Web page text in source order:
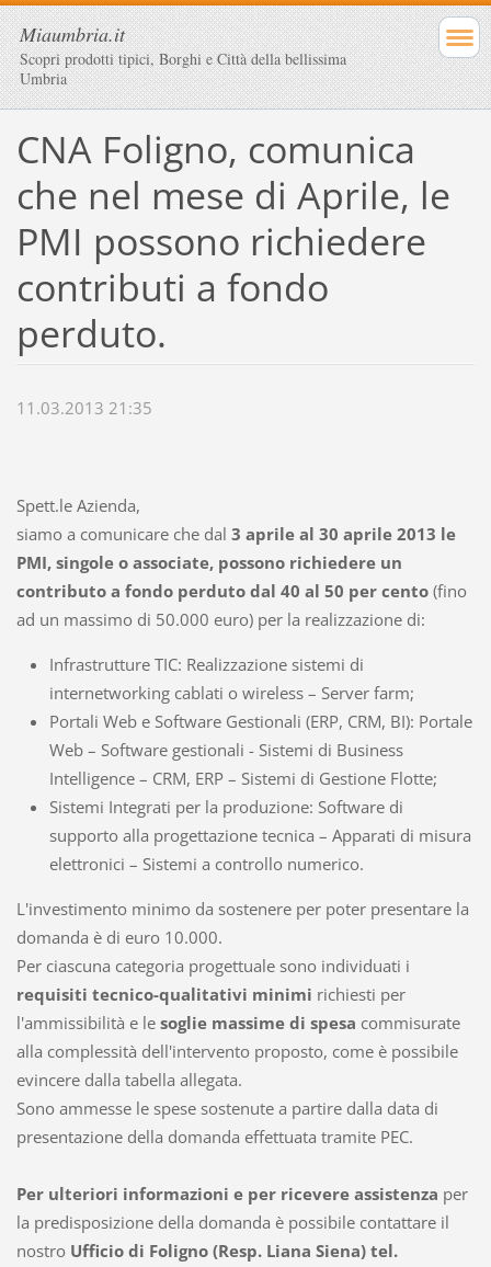
Miaumbria.it
Scopri prodotti tipici, Borghi e Città della bellissima
Umbria
CNA Foligno, comunica
che nel mese di Aprile, le
PMI possono richiedere
contributi a fondo
perduto.
11.03.2013 21:35
Spett.le Azienda,
siamo a comunicare che dal 3 aprile al 30 aprile 2013 le
PMI, singole o associate, possono richiedere un
contributo a fondo perduto dal 40 al 50 per cento(fino
ad un massimo di 50.000 euro) per la realizzazione di:
Infrastrutture TIC: Realizzazione sistemi di
internetworking cablati o wireless – Server farm;
Portali Web e Software Gestionali (ERP, CRM, BI): Portale
Web – Software gestionali - Sistemi di Business
Intelligence – CRM, ERP – Sistemi di Gestione Flotte;
Sistemi Integrati per la produzione: Software di
supporto alla progettazione tecnica – Apparati di misura
elettronici – Sistemi a controllo numerico.
L'investimento minimo da sostenere per poter presentare la
domanda è di euro 10.000.
Per ciascuna categoria progettuale sono individuati i
requisiti tecnico-qualitativi minimi richiesti per
l'ammissibilità e le soglie massime di spesa commisurate
alla complessità dell'intervento proposto, come è possibile
evincere dalla tabella allegata.
Sono ammesse le spese sostenute a partire dalla data di
presentazione della domanda effettuata tramite PEC.
Per ulteriori informazioni e per ricevere assistenza per
la predisposizione della domanda è possibile contattare il
nostro Ufficio di Foligno (Resp. Liana Siena) tel.